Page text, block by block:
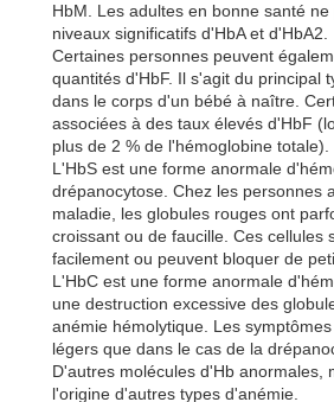
HbM. Les adultes en bonne santé
niveaux significatifs d'HbA et d'HbA2.
Certaines personnes peuvent
quantités d'HbF. Il s'agit du principal
dans le corps d'un bébé à naître.
associées à des taux élevés d'HbF
plus de 2 % de l'hémoglobine totale).
L'HbS est une forme anormale
drépanocytose. Chez les personnes
maladie, les globules rouges ont
croissant ou de faucille. Ces cellules
facilement ou peuvent bloquer de
L'HbC est une forme anormale
une destruction excessive des
anémie hémolytique. Les
légers que dans le cas de la
D'autres molécules d'Hb anormales,
l'origine d'autres types d'anémie.